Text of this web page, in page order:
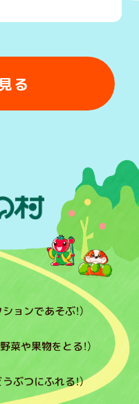
る
ョンであそぶ！）
菜や果物をとる！）
ぶつにふれる！）